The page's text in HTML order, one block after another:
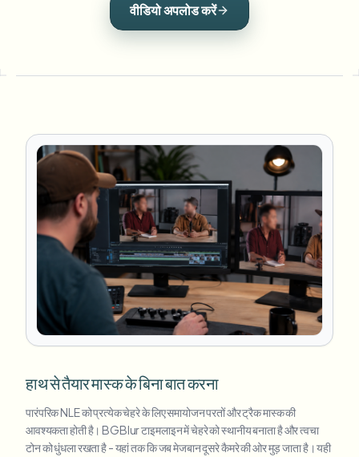
वीडियो अपलोड करें
हाथ से तैयार मास्क के बिना बात करना
पारंपरिक NLE को प्रत्येक चेहरे के लिए समायोजन परतों और ट्रैक मास्क की
आवश्यकता होती है। BGBlur टाइमलाइन में चेहरे को स्थानीय बनाता है और त्वचा
टोन को धुंधला रखता है - यहां तक कि जब मेजबान दूसरे कैमरे की ओर मुड़ जाता है। यही